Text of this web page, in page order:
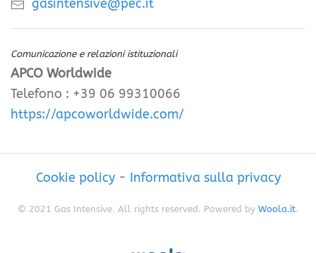
gasintensive@pec.it
Comunicazione e relazioni istituzionali
APCO Worldwide
Telefono : +39 06 99310066
https://apcoworldwide.com/
Cookie policy- Informativa sulla privacy
© 2021 Gas Intensive. All rights reserved. Powered by Woola.it.